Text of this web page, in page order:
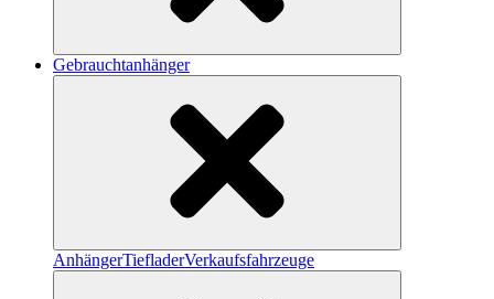
Gebrauchtanhänger
AnhängerTiefladerVerkaufsfahrzeuge